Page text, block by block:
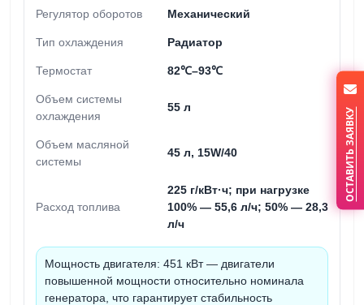
Регулятор оборотов Механический
Тип охлаждения Радиатор
Термостат 82℃–93℃
Объем системы
охлаждения
55 л
Объем масляной
системы
45 л, 15W/40
Расход топлива
225 г/кВт·ч; при нагрузке
100% — 55,6 л/ч; 50% — 28,3
л/ч
Мощность двигателя: 451 кВт — двигатели
повышенной мощности относительно номинала
генератора, что гарантирует стабильность
ОСТАВИТЬ ЗАЯВКУ